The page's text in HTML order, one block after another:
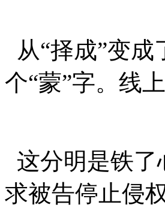
从“择成”变成
个“蒙”字。线
这分明是铁
求被告停止侵